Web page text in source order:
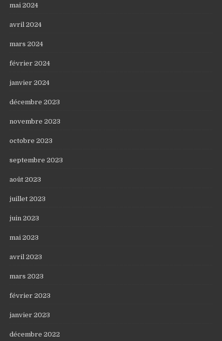
mai 2024
avril 2024
mars 2024
février 2024
janvier 2024
décembre 2023
novembre 2023
octobre 2023
septembre 2023
août 2023
juillet 2023
juin 2023
mai 2023
avril 2023
mars 2023
février 2023
janvier 2023
décembre 2022